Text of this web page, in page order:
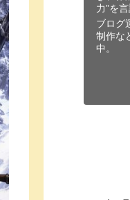
力”を
ブログ
制作な
中。